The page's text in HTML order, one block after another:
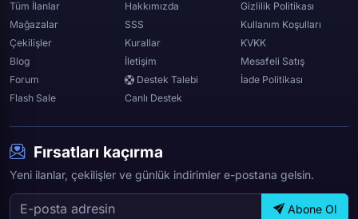
Tüm İlanlar
Mağazalar
Çekilişler
Blog
Forum
Flash Sale
Hakkımızda
SSS
Kurallar
İletişim
Destek Talebi
Canlı Destek
Gizlilik Politikası
Kullanım Koşulları
KVKK
Mesafeli Satış
İade Politikası
Fırsatları kaçırma
Yeni ilanlar, çekilişler ve günlük indirimler e-postana gelsin.
Abone Ol